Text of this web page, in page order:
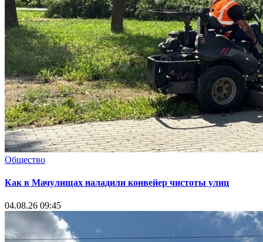
Общество
Как в Мачулищах наладили конвейер чистоты улиц
04.08.26 09:45